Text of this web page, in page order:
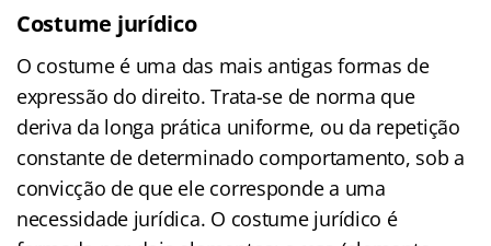
Costume jurídico
O costume é uma das mais antigas formas de
expressão do direito. Trata-se de norma que
deriva da longa prática uniforme, ou da repetição
constante de determinado comportamento, sob a
convicção de que ele corresponde a uma
necessidade jurídica. O costume jurídico é